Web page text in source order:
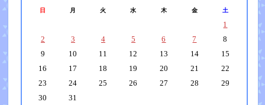
日 月 火 水 木 金 土
1
2
3 4 5 6 7
8
9
10 11 12 13 14
15
16
17 18 19 20 21
22
23
24 25 26 27 28
29
30
31